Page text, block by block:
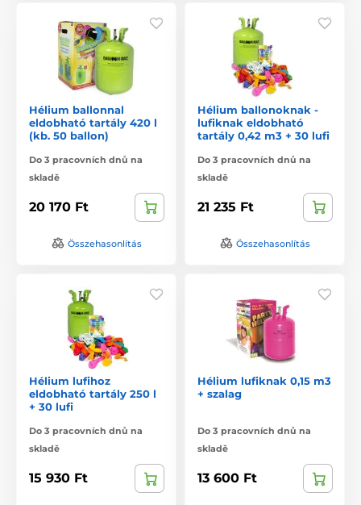
Hélium ballonnal
eldobható tartály 420 l
(kb. 50 ballon)
Do 3 pracovních dnů na
skladě
20 170 Ft
Összehasonlítás
Hélium ballonoknak -
lufiknak eldobható
tartály 0,42 m3 + 30 lufi
Do 3 pracovních dnů na
skladě
21 235 Ft
Összehasonlítás
Hélium lufihoz
eldobható tartály 250 l
+ 30 lufi
Do 3 pracovních dnů na
skladě
15 930 Ft
Hélium lufiknak 0,15 m3
+ szalag
Do 3 pracovních dnů na
skladě
13 600 Ft